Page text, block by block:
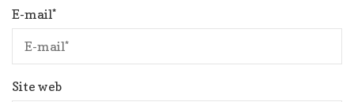
E-mail*
Site web